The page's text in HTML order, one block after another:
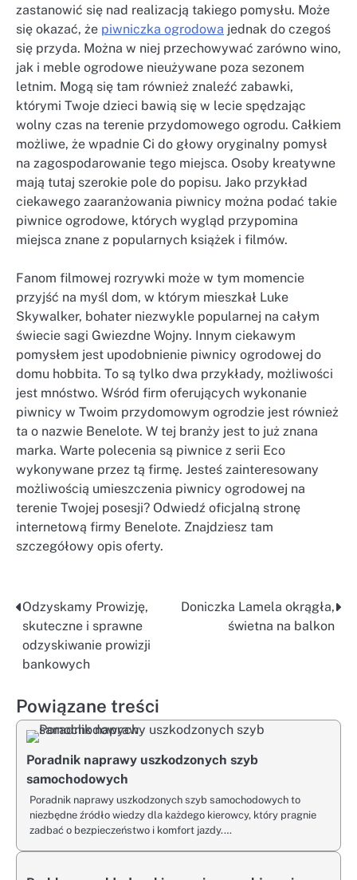
zastanowić się nad realizacją takiego pomysłu. Może
się okazać, że piwniczka ogrodowa jednak do czegoś
się przyda. Można w niej przechowywać zarówno wino,
jak i meble ogrodowe nieużywane poza sezonem
letnim. Mogą się tam również znaleźć zabawki,
którymi Twoje dzieci bawią się w lecie spędzając
wolny czas na terenie przydomowego ogrodu. Całkiem
możliwe, że wpadnie Ci do głowy oryginalny pomysł
na zagospodarowanie tego miejsca. Osoby kreatywne
mają tutaj szerokie pole do popisu. Jako przykład
ciekawego zaaranżowania piwnicy można podać takie
piwnice ogrodowe, których wygląd przypomina
miejsca znane z popularnych książek i filmów.
Fanom filmowej rozrywki może w tym momencie
przyjść na myśl dom, w którym mieszkał Luke
Skywalker, bohater niezwykle popularnej na całym
świecie sagi Gwiezdne Wojny. Innym ciekawym
pomysłem jest upodobnienie piwnicy ogrodowej do
domu hobbita. To są tylko dwa przykłady, możliwości
jest mnóstwo. Wśród firm oferujących wykonanie
piwnicy w Twoim przydomowym ogrodzie jest również
ta o nazwie Benelote. W tej branży jest to już znana
marka. Warte polecenia są piwnice z serii Eco
wykonywane przez tą firmę. Jesteś zainteresowany
możliwością umieszczenia piwnicy ogrodowej na
terenie Twojej posesji? Odwiedź oficjalną stronę
internetową firmy Benelote. Znajdziesz tam
szczegółowy opis oferty.
Nawigacja
wpisu
Odzyskamy Prowizję,
skuteczne i sprawne
odzyskiwanie prowizji
bankowych
Doniczka Lamela okrągła,
świetna na balkon
Powiązane treści
Poradnik naprawy uszkodzonych szyb
samochodowych
Poradnik naprawy uszkodzonych szyb samochodowych to
niezbędne źródło wiedzy dla każdego kierowcy, który pragnie
zadbać o bezpieczeństwo i komfort jazdy.…